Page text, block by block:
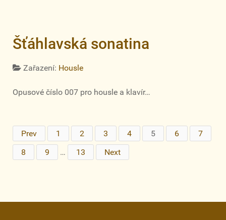
Šťáhlavská sonatina
Zařazení: Housle
Opusové číslo 007 pro housle a klavír…
Prev 1 2 3 4 5 6
7
8
9 … 13 Next